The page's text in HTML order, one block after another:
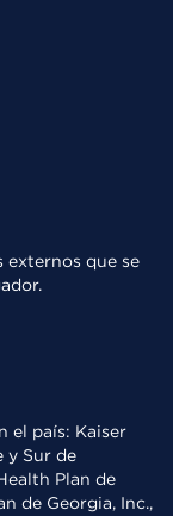
externos que se
el país: Kaiser
y Sur de
Plan de
de Georgia, Inc.,